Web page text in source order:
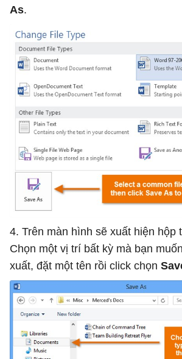
As.
4. Trên màn hình sẽ xuất hiện hộp
Chọn một vị trí bất kỳ mà bạn
xuất, đặt một tên rồi click chọn